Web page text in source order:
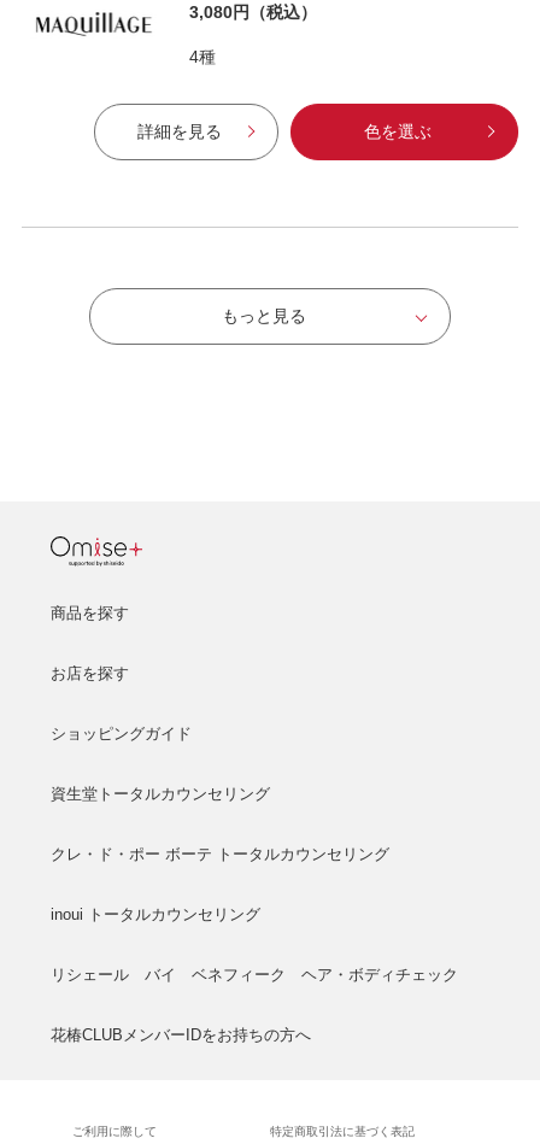
3,080円 （税込）
4種
詳細を見る 色を選ぶ
もっと見る
商品を探す
お店を探す
ショッピングガイド
資生堂トータルカウンセリング
クレ・ド・ポー ボーテ トータルカウンセリング
inoui トータルカウンセリング
リシェール バイ ベネフィーク ヘア・ボディチェック
花椿CLUBメンバーIDをお持ちの方へ
ご利用に際して 特定商取引法に基づく表記